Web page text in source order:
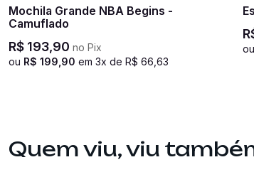
Mochila Grande NBA Begins -
Camuflado
R$ 193,90 no Pix
ou R$ 199,90 em 3x de R$ 66,63
ou
Quem viu, viu